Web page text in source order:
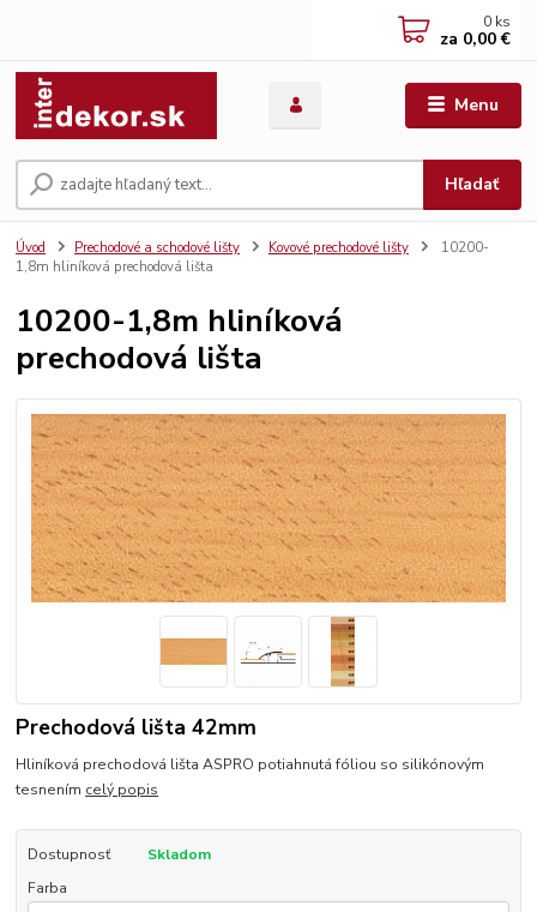
Menu
Hľadať
0 ks
za 0,00 €
Úvod Prechodové a schodové lišty Kovové prechodové lišty
10200-
1,8m hliníková prechodová lišta
10200-1,8m hliníková
prechodová lišta
Prechodová lišta 42mm
Hliníková prechodová lišta ASPRO potiahnutá fóliou so silikónovým
tesnením celý popis
Dostupnosť
Skladom
Farba